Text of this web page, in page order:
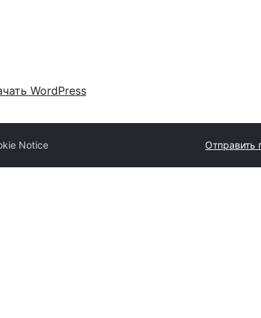
WordPress
Notice Отправить